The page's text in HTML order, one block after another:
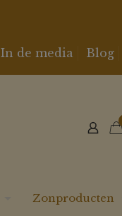
In de media Blog
Zonproducten